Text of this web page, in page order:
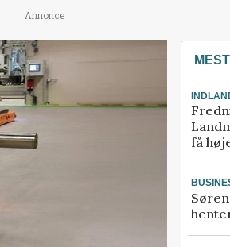
Annonce
få